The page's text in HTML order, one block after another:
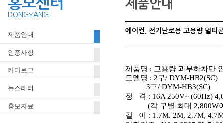
홍보센터
DONGYANG
제품안내
인증사항
카다로그
뉴스레터
홍보자료
제품안내
에어컨, 전기난로용 고용량 멀티
제품명 : 고용량 과부하차단
모델명 : 2구/ DYM-HB2(SC)
3구/ DYM-HB3(SC)
정
격 : 16A 250V~ (60Hz)
(각 구별 최대 2,800W
길
이 : 1.7M. 2M, 2.7M,